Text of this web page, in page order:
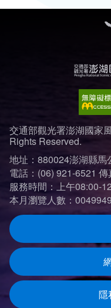
交通部觀光署澎湖國家
Rights Reserved.
地址：880024澎湖縣馬
電話：(06) 921-6521 傳
服務時間：上午08:00-
本月瀏覽人數：
隱